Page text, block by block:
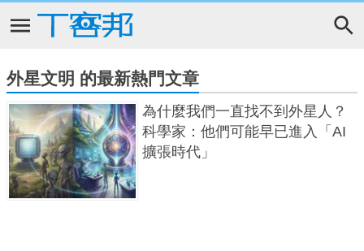
外星文明 的最新熱門文章
為什麼我們一直找不到外星人？
科學家：他們可能早已進入「AI
擴張時代」